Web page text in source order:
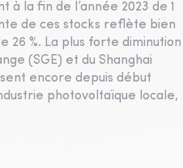
la fin de l’année 2023 de 1
de ces stocks reflète bien
26 %. La plus forte diminution
(SGE) et du Shanghai
encore depuis début
photovoltaïque locale,